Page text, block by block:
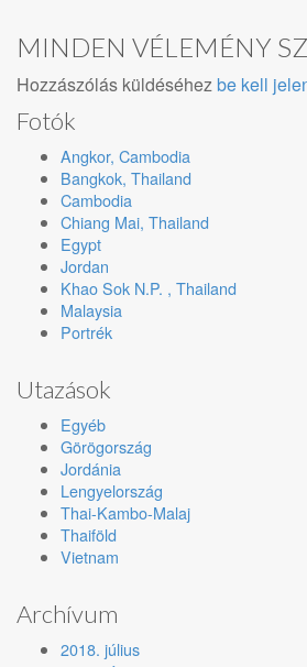
MINDEN VÉLEMÉNY
Hozzászólás küldéséhezbe kell
Fotók
Angkor, Cambodia
Bangkok, Thailand
Cambodia
Chiang Mai, Thailand
Egypt
Jordan
Khao Sok N.P. , Thailand
Malaysia
Portrék
Utazások
Egyéb
Görögország
Jordánia
Lengyelország
Thai-Kambo-Malaj
Thaiföld
Vietnam
Archívum
2018. július